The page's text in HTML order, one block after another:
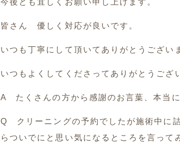
今後とも宜しくお願い申し上げます。
皆さん 優しく対応が良いです。
いつも丁寧にして頂いてありがとうござい
いつもよくしてくださってありがとうござ
A たくさんの方から感謝のお言葉、本当に
Q クリーニングの予約でしたが施術中に
らついでにと思い気になるところを言っ